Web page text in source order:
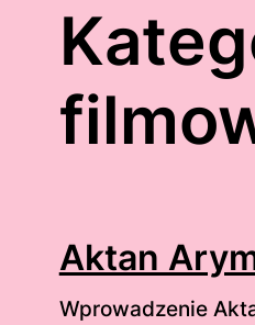
Aktan
Wprowadzenie